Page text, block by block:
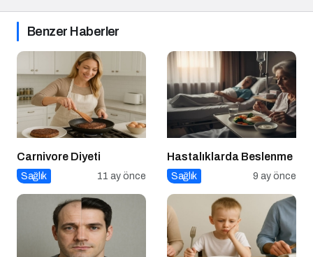
Benzer Haberler
Carnivore Diyeti
Sağlık 11 ay önce
Hastalıklarda Beslenme
Sağlık 9 ay önce